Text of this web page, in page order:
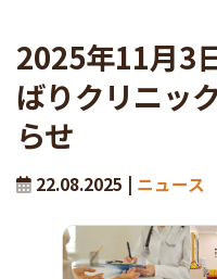
2025年11月3
ばりクリニッ
らせ
22.08.2025 | ニュース